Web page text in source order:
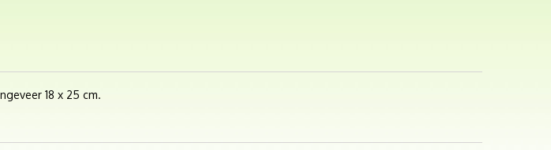
18 x 25 cm.